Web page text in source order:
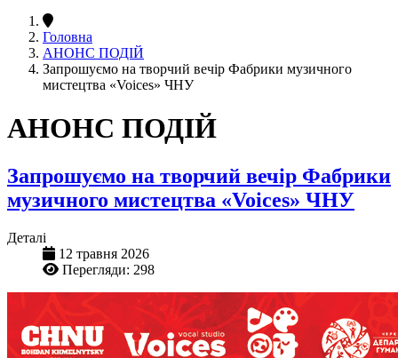
Головна
АНОНС ПОДІЙ
Запрошуємо на творчий вечір Фабрики музичного
мистецтва «Voices» ЧНУ
АНОНС ПОДІЙ
Запрошуємо на творчий вечір Фабрики
музичного мистецтва «Voices» ЧНУ
Деталі
12 травня 2026
Перегляди: 298